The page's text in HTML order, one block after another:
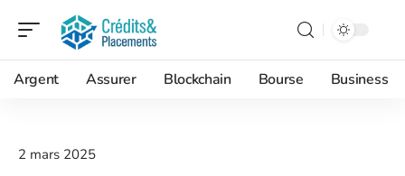
Argent Assurer Blockchain Bourse Business
2 mars 2025